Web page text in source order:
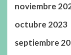
noviembre
octubre 2023
septiembre